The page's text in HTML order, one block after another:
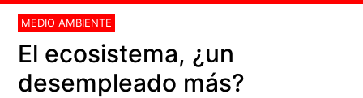
MEDIO AMBIENTE
El ecosistema, ¿un
desempleado más?